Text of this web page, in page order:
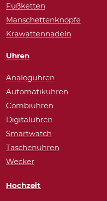
Fußketten
Manschettenknöpfe
Krawattennadeln
Uhren
Analoguhren
Automatikuhren
Combiuhren
Digitaluhren
Smartwatch
Taschenuhren
Wecker
Hochzeit